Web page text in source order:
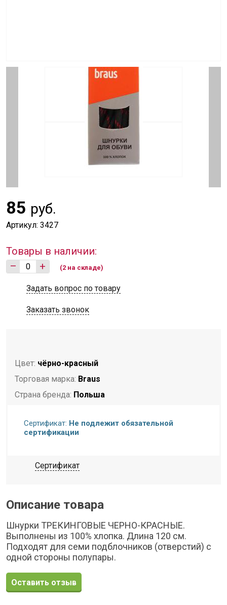
85 руб.
Артикул: 3427
Товары в наличии:
–
+ (2 на складе)
Задать вопрос по товару
Заказать звонок
Цвет: чёрно-красный
Торговая марка: Braus
Страна бренда: Польша
Комплектация:Шнурки
Сертификат
Сертификат: Не подлежит обязательной
сертификации
Описание товара
Шнурки ТРЕКИНГОВЫЕ ЧЕРНО-КРАСНЫЕ.
Выполнены из 100% хлопка. Длина 120 см.
Подходят для семи подблочников (отверстий) с
одной стороны полупары.
Оставить отзыв